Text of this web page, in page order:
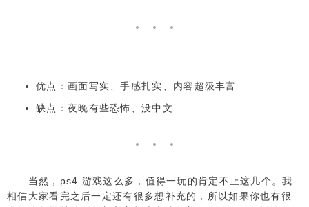
优点：画面写实、手感扎实、内容超级丰富
缺点：夜晚有些恐怖、没中文
当然，ps4 游戏这么多，值得一玩的肯定不止这几个。我
相信大家看完之后一定还有很多想补充的，所以如果你也有很